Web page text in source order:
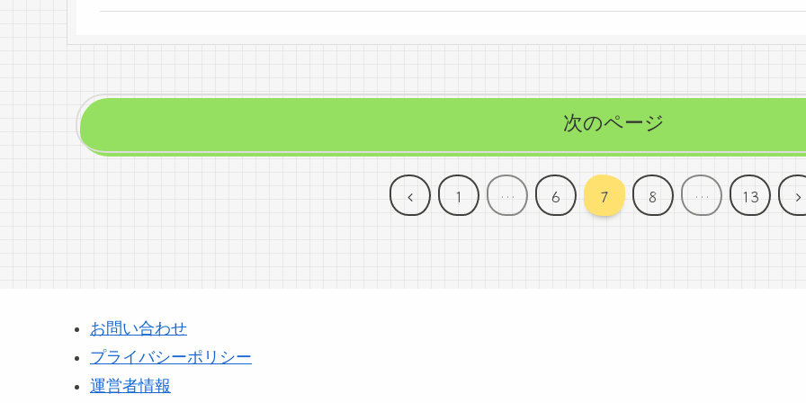
次のページ
前
1 … 6 7 8 … 13
お問い合わせ
プライバシーポリシー
運営者情報